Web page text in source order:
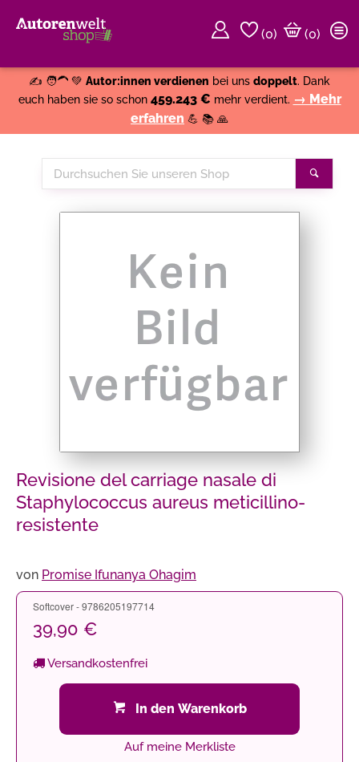
(0)
(0)
✍️ 🧑‍🦱 💚 Autor:innen verdienen bei uns doppelt. Dank
euch haben sie so schon 459.243 € mehr verdient. → Mehr
erfahren 💪 📚 🙏
Durchsuchen
Sie
Revisione del carriage nasale di
Staphylococcus aureus meticillino-
resistente
von Promise Ifunanya Ohagim
Softcover - 9786205197714
39,90 €
Versandkostenfrei
In den Warenkorb
Auf meine Merkliste